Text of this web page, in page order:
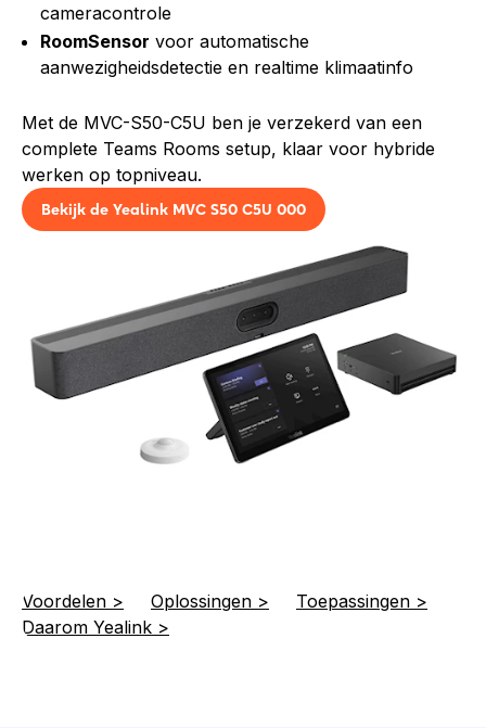
cameracontrole
RoomSensor voor automatische
aanwezigheidsdetectie en realtime klimaatinfo
Met de MVC-S50-C5U ben je verzekerd van een
complete Teams Rooms setup, klaar voor hybride
werken op topniveau.
Bekijk de Yealink MVC S50 C5U 000
Voordelen > Oplossingen >
Toepassingen >
Daarom Yealink >